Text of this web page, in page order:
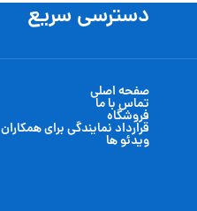
دسترسی سریع
صفحه اصلی
تماس با ما
فروشگاه
قرارداد نمایندگی برای همکاران
ویدئو ها